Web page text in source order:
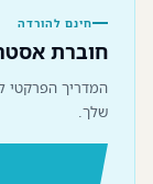
חינם להורדה
חוברת
המדריך הפרקטי
שלך.